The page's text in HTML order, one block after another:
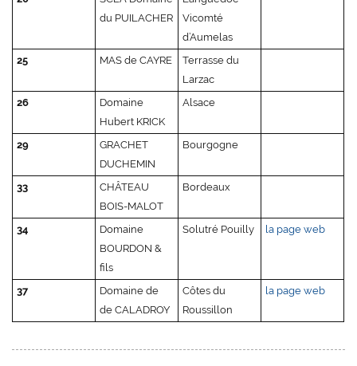
du PUILACHER
Vicomté
d’Aumelas
25
MAS de CAYRE
Terrasse du
Larzac
26
Domaine
Hubert KRICK
Alsace
29
GRACHET
DUCHEMIN
Bourgogne
33
CHÂTEAU
BOIS-MALOT
Bordeaux
34
Domaine
BOURDON &
fils
Solutré Pouilly la page web
37
Domaine de
de CALADROY
Côtes du
Roussillon
la page web